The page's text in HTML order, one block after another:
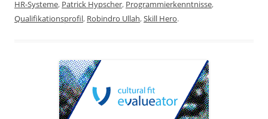
HR-Systeme, Patrick Hypscher, Programmierkenntnisse,
Qualifikationsprofil, Robindro Ullah,Skill Hero.